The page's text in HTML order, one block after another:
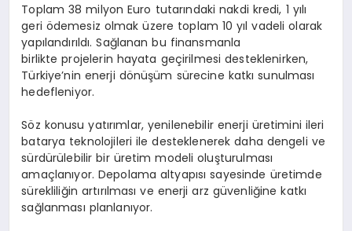
Toplam 38 milyon Euro tutarındaki nakdi kredi, 1 yılı
geri ödemesiz olmak üzere toplam 10 yıl vadeli olarak
yapılandırıldı. Sağlanan bu finansmanla
birlikte projelerin hayata geçirilmesi desteklenirken,
Türkiye’nin enerji dönüşüm sürecine katkı sunulması
hedefleniyor.
Söz konusu yatırımlar, yenilenebilir enerji üretimini ileri
batarya teknolojileri ile desteklenerek daha dengeli ve
sürdürülebilir bir üretim modeli oluşturulması
amaçlanıyor. Depolama altyapısı sayesinde üretimde
sürekliliğin artırılması ve enerji arz güvenliğine katkı
sağlanması planlanıyor.